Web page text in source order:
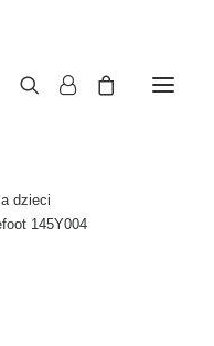
dzieci
145Y004